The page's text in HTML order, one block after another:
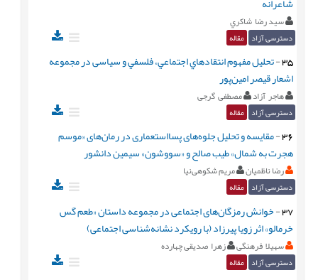
سید رضا شاكري
دسترسی آزاد مقاله
35
-تحليل مفهوم انتقادهاي اجتماعي، فلسفي و سیاسی در مجموعه
اشعار قيصر امين‌پور
هاجر آزاد مصطفی گرجی
دسترسی آزاد مقاله
36
-مقایسه و تحلیل جلوه‌های پسااستعماری در رمان‌های «موسم
هجرت به شمال» طیب صالح و «سووشون» سیمین دانشور
رضا ناظميان مریم شکوهی‌نیا
دسترسی آزاد مقاله
37
-خوانش رمزگان‌های اجتماعی در مجموعه داستان «طعم گس
خرمالو» اثر زویا پیرزاد (با رویکرد نشانه‌شناسی اجتماعی)
سهیلا فرهنگی زهرا صدیقی چهارده
دسترسی آزاد مقاله